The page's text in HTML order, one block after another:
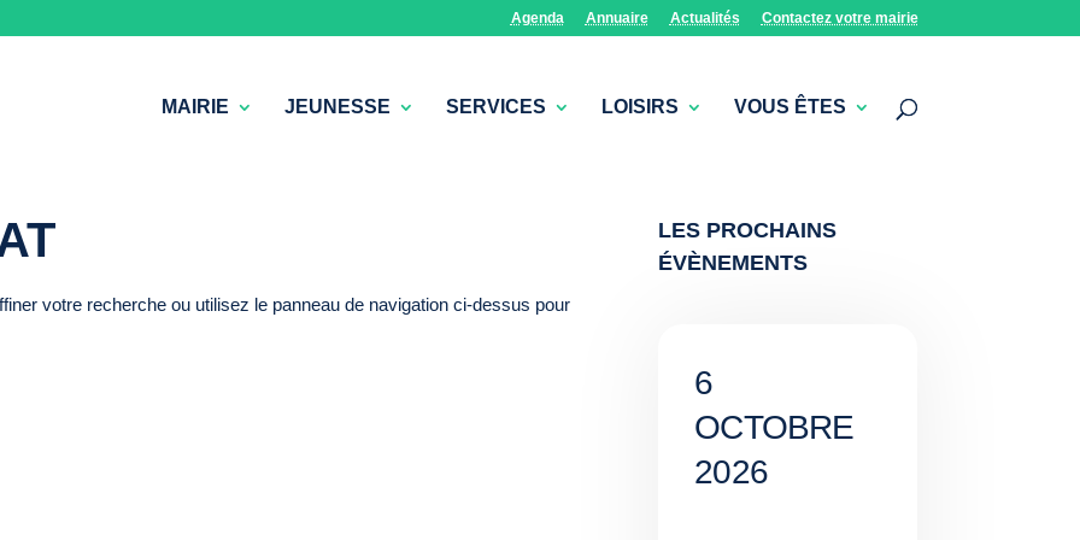
Agenda Annuaire Actualités Contactez votre mairie
MAIRIE JEUNESSE SERVICES LOISIRS VOUS ÊTES
votre recherche ou utilisez le panneau de navigation ci-dessus pour
LES PROCHAINS
ÉVÈNEMENTS
6
OCTOBRE
2026